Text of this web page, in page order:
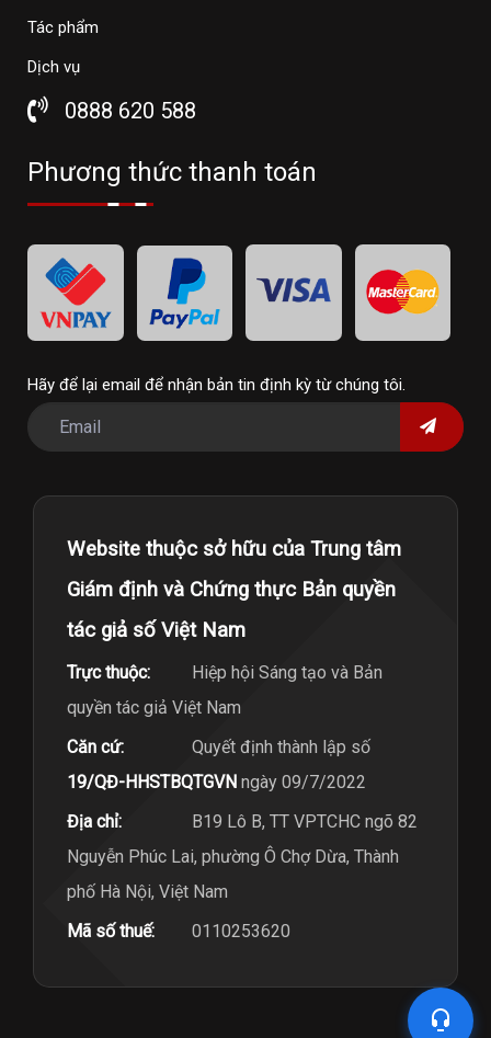
Tác phẩm
Dịch vụ
0888 620 588
Phương thức thanh toán
Hãy để lại email để nhận bản tin định kỳ từ chúng tôi.
Website thuộc sở hữu của Trung tâm
Giám định và Chứng thực Bản quyền
tác giả số Việt Nam
Trực thuộc:
Hiệp hội Sáng tạo và Bản
quyền tác giả Việt Nam
Căn cứ:
Quyết định thành lập số
19/QĐ-HHSTBQTGVN ngày 09/7/2022
Địa chỉ:
B19 Lô B, TT VPTCHC ngõ 82
Nguyễn Phúc Lai, phường Ô Chợ Dừa, Thành
phố Hà Nội, Việt Nam
Mã số thuế:
0110253620